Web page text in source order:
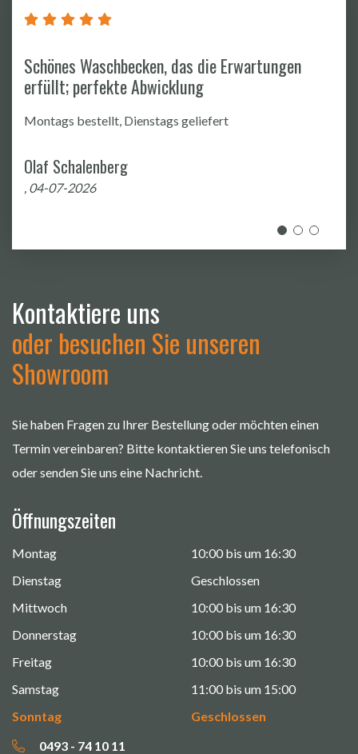
das die Erwartungen
Abwicklung
Dienstags geliefert
Sehr netter
Kontaktiere uns
oder besuchen Sie unseren
Showroom
Sie haben Fragen zu Ihrer Bestellung oder möchten einen
Termin vereinbaren? Bitte kontaktieren Sie uns telefonisch
oder senden Sie uns eine Nachricht.
Öffnungszeiten
Montag
10:00 bis um 16:30
Dienstag
Geschlossen
Mittwoch
10:00 bis um 16:30
Donnerstag
10:00 bis um 16:30
Freitag
10:00 bis um 16:30
Samstag
11:00 bis um 15:00
Sonntag
Geschlossen
0493 - 74 10 11